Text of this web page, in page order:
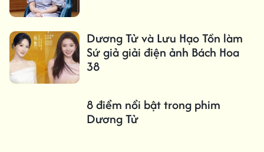
Dương Tử và Lưu Hạo Tồn làm
Sứ giả giải điện ảnh Bách Hoa
38
8 điểm nổi bật trong phim
Dương Tử